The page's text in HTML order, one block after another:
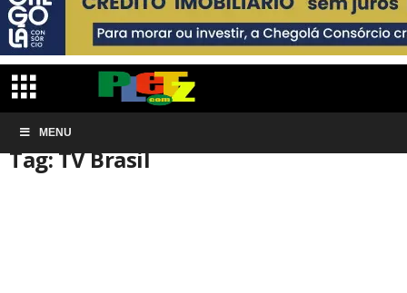
MENU
Início Tags
Tag: TV Brasil